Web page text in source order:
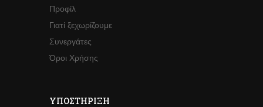
Προφίλ
Γιατί ξεχωρίζουμε
Συνεργάτες
Όροι Χρήσης
ΥΠΟΣΤΉΡΙΞΗ